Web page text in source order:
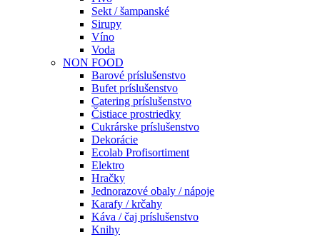
Sekt / šampanské
Sirupy
Víno
Voda
NON FOOD
Barové príslušenstvo
Bufet príslušenstvo
Catering príslušenstvo
Čistiace prostriedky
Cukrárske príslušenstvo
Dekorácie
Ecolab Profisortiment
Elektro
Hračky
Jednorazové obaly / nápoje
Karafy / krčahy
Káva / čaj príslušenstvo
Knihy